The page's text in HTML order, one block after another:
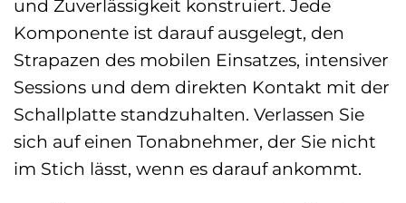
und Zuverlässigkeit konstruiert. Jede
Komponente ist darauf ausgelegt, den
Strapazen des mobilen Einsatzes, intensiver
Sessions und dem direkten Kontakt mit der
Schallplatte standzuhalten. Verlassen Sie
sich auf einen Tonabnehmer, der Sie nicht
im Stich lässt, wenn es darauf ankommt.